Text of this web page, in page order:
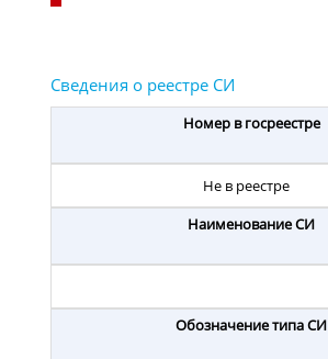
Номер в госреестре
Не в реестре
Наименование СИ
Обозначение типа СИ